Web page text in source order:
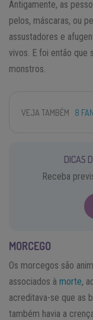
Antigamente, as
pelos, máscaras, ou
assustadores e
vivos. E foi então que
monstros.
VEJA TAMBÉM 8
DICAS
Receba
MORCEGO
Os morcegos são
associados à morte,
acreditava-se que as
também havia a